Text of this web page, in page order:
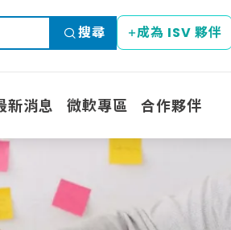
搜尋 成為 ISV 夥伴
新消息 微軟專區 合作夥伴
系列應用
Platform應用